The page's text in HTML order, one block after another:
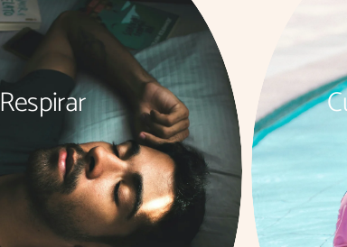
Respirar